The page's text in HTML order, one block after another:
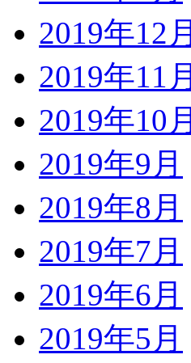
2019年12月
2019年11月
2019年10月
2019年9月
2019年8月
2019年7月
2019年6月
2019年5月